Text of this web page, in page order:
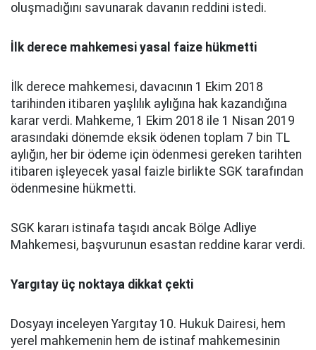
oluşmadığını savunarak davanın reddini istedi.
İlk derece mahkemesi yasal faize hükmetti
İlk derece mahkemesi, davacının 1 Ekim 2018
tarihinden itibaren yaşlılık aylığına hak kazandığına
karar verdi. Mahkeme, 1 Ekim 2018 ile 1 Nisan 2019
arasındaki dönemde eksik ödenen toplam 7 bin TL
aylığın, her bir ödeme için ödenmesi gereken tarihten
itibaren işleyecek yasal faizle birlikte SGK tarafından
ödenmesine hükmetti.
SGK kararı istinafa taşıdı ancak Bölge Adliye
Mahkemesi, başvurunun esastan reddine karar verdi.
Yargıtay üç noktaya dikkat çekti
Dosyayı inceleyen Yargıtay 10. Hukuk Dairesi, hem
yerel mahkemenin hem de istinaf mahkemesinin